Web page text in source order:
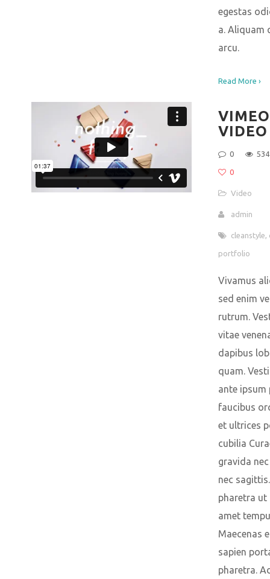
egestas
a. Aliquam
arcu.
Read More ›
VIMEO
VIDEO
0
0
Video
admin
cleanstyle
portfolio
Vivamus
sed enim
rutrum.
vitae
dapibus
quam.
ante ipsum
faucibus
et ultrices
cubilia
gravida
nec
pharetra ut
amet
Maecenas
sapien
pharetra.